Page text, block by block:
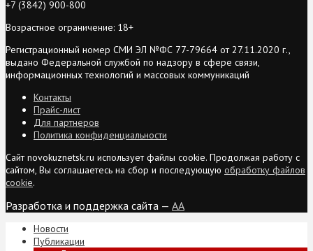
+7 (3842) 900-800
Возрастное ограничение: 18+
Регистрационный номер СМИ ЭЛ №ФС 77-79664 от 27.11.2020 г.,
выдано Федеральной службой по надзору в сфере связи,
информационных технологий и массовых коммуникаций
Контакты
Прайс-лист
Для партнеров
Политика конфиденциальности
Сайт novokuznetsk.ru использует файлы cookie. Продолжая работу с
сайтом, Вы соглашаетесь на сбор и последующую обработку файлов
cookie.
Разработка и поддержка сайта — AA
Новости
Публикации